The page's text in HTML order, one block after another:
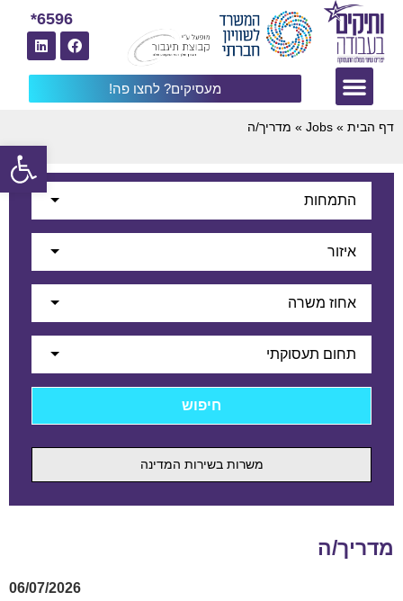
מעסיקים? לחצו פה!
6596*
דף הבית »
Jobs
» מדריך/ה
התמחות
איזור
אחוז משרה
תחום תעסוקתי
משרות בשירות המדינה
מדריך/ה
06/07/2026